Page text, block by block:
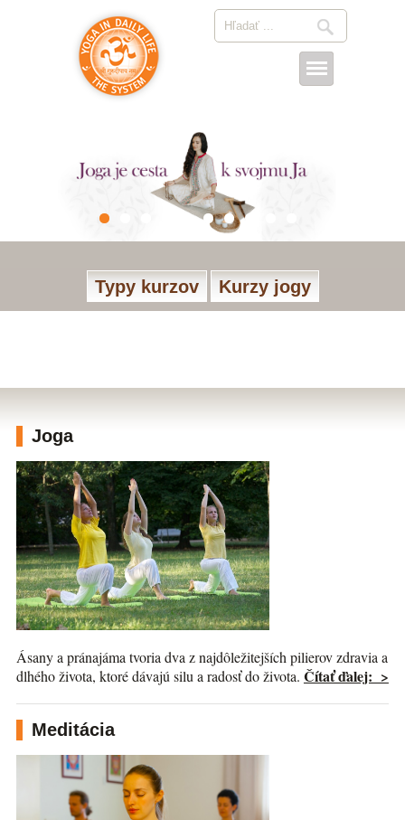
Typy kurzov Kurzy jogy
Joga
Ásany a pránajáma tvoria dva z najdôležitejších pilierov zdravia a
dlhého života, ktoré dávajú silu a radosť do života. Čítať ďalej: >
Meditácia